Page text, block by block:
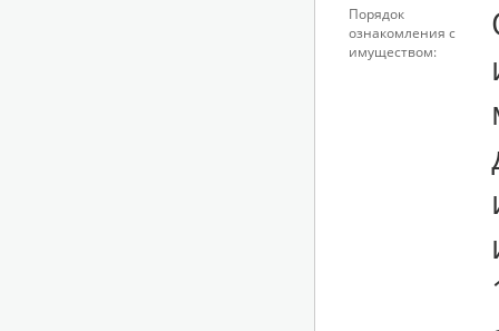
Порядок
ознакомления с
имуществом: